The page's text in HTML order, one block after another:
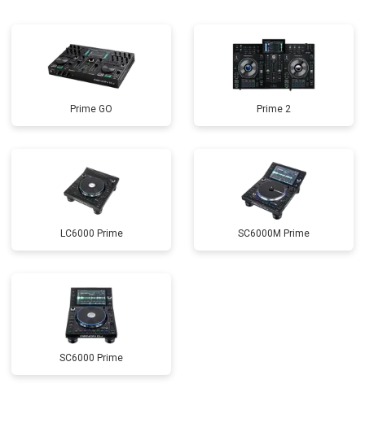
Prime GO Prime 2
LC6000 Prime SC6000M Prime
SC6000 Prime